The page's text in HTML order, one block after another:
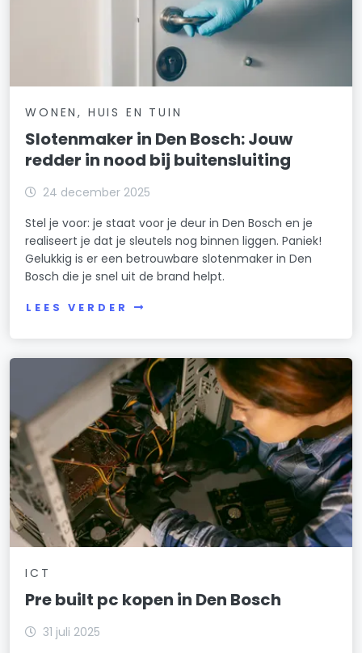
WONEN, HUIS EN TUIN
Slotenmaker in Den Bosch: Jouw
redder in nood bij buitensluiting
24 december 2025
Stel je voor: je staat voor je deur in Den Bosch en je
realiseert je dat je sleutels nog binnen liggen. Paniek!
Gelukkig is er een betrouwbare slotenmaker in Den
Bosch die je snel uit de brand helpt.
LEES VERDER
ICT
Pre built pc kopen in Den Bosch
31 juli 2025